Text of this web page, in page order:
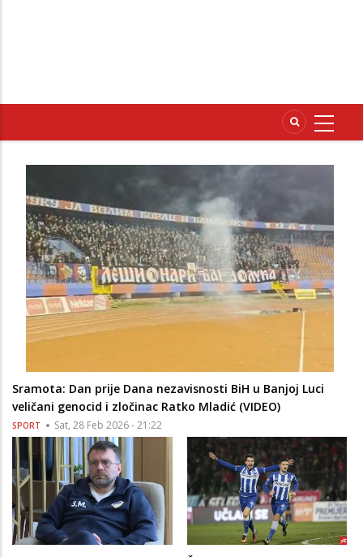
Sramota: Dan prije Dana nezavisnosti BiH u Banjoj Luci
veličani genocid i zločinac Ratko Mladić (VIDEO)
SPORT Sat, 28 Feb 2026 - 21:22